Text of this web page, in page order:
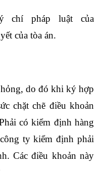
chí pháp luật của
của tòa án.
do đó khi ký hợp
chặt chẽ điều khoản
có kiểm định hàng
ty kiểm định phải
Các điều khoản này